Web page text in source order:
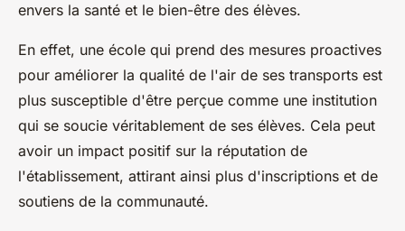
envers la santé et le bien-être des élèves.
En effet, une école qui prend des mesures proactives
pour améliorer la qualité de l'air de ses transports est
plus susceptible d'être perçue comme une institution
qui se soucie véritablement de ses élèves. Cela peut
avoir un impact positif sur la réputation de
l'établissement, attirant ainsi plus d'inscriptions et de
soutiens de la communauté.